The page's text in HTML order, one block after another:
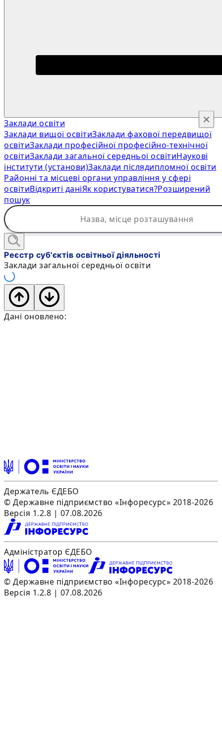
Заклади освіти
Заклади вищої освітиЗаклади фахової передвищої
освітиЗаклади професійної професійно-технічної
освітиЗаклади загальної середньої освітиНаукові
інститути (установи)Заклади післядипломної освіти
Районні та місцеві органи управління у сфері
освітиВідкриті даніЯк користуватися?Розширений
пошук
×
Реєстр суб'єктів освітньої діяльності
Заклади загальної середньої освіти
Дані оновлено:
Держатель ЄДЕБО
© Державне підприємство «Інфоресурс» 2018-2026
Версія 1.2.8 | 07.08.2026
Адміністратор ЄДЕБО
© Державне підприємство «Інфоресурс» 2018-2026
Версія 1.2.8 | 07.08.2026